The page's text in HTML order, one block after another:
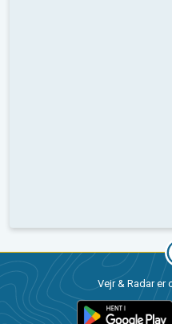
Vejr & Radar